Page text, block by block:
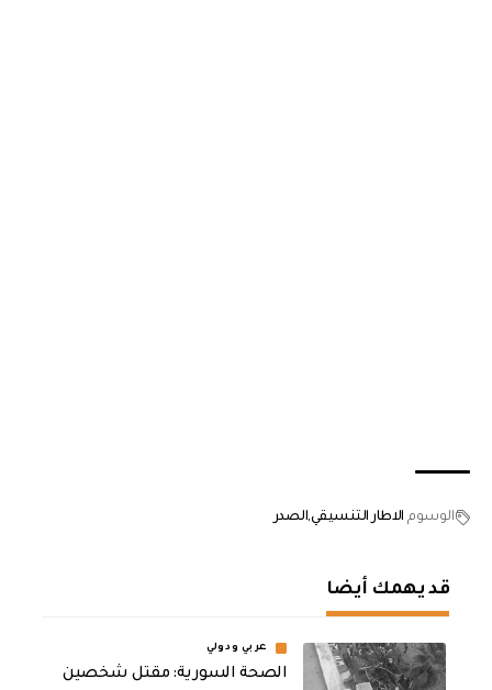
الوسوم الاطار التنسيقيالصدر
قد يهمك أيضا
عربي ودولي
الصحة السورية: مقتل شخصين